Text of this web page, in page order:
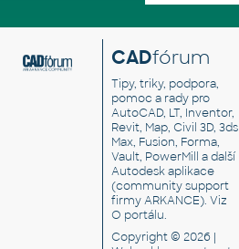
CADfórum
Tipy, triky, podpora,
pomoc a rady pro
AutoCAD, LT, Inventor,
Revit, Map, Civil 3D, 3ds
Max, Fusion, Forma,
Vault, PowerMill a další
Autodesk aplikace
(community support
firmy ARKANCE). Viz
O portálu.
Copyright © 2026 |